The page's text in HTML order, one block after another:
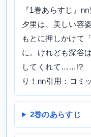
『1巻あらすじ』
夕里は、美しい容
もとに押しかけて
に。けれども深谷
してくれて……!?
り！nn引用：コミ
2巻のあらすじ